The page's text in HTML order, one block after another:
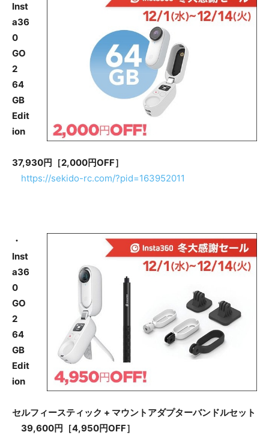
Inst
a36
0
GO
2
64
GB
Edit
ion
37,930円［2,000円OFF］
https://sekido-rc.com/?pid=163952011
・
Inst
a36
0
GO
2
64
GB
Edit
ion
セルフィースティック + マウントアダプターバンドルセット
39,600円［4,950円OFF］